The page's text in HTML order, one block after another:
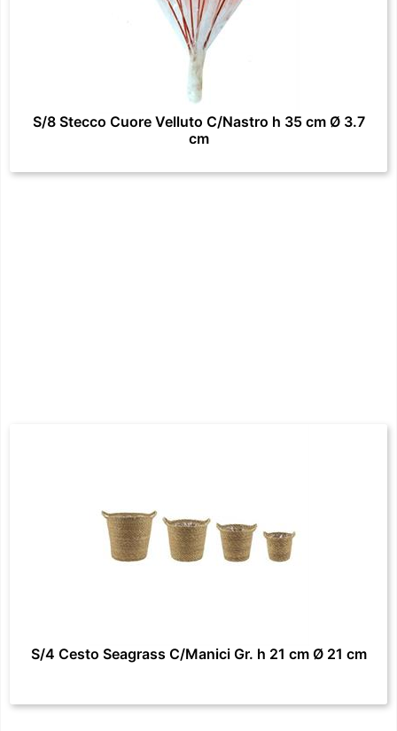
S/8 Stecco Cuore Velluto C/Nastro h 35 cm Ø 3.7
cm
S/4 Cesto Seagrass C/Manici Gr. h 21 cm Ø 21 cm